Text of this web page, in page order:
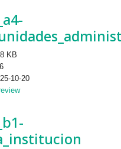
KB
10-20